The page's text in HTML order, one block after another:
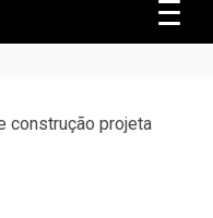
construção projeta